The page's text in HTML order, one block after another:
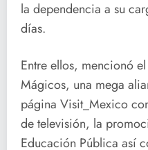
la dependencia a su
días.
Entre ellos, mencionó
Mágicos, una mega
página Visit_Mexico
de televisión, la
Educación Pública así